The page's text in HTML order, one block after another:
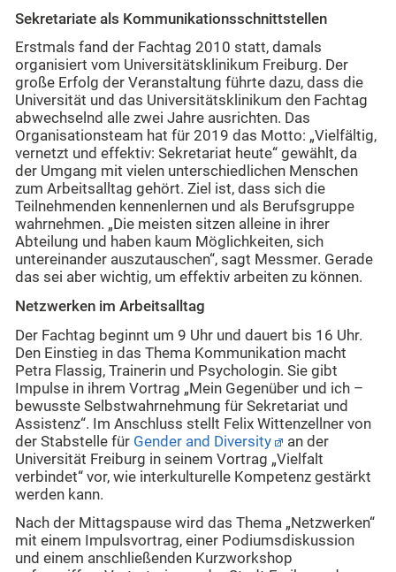
Sekretariate als Kommunikationsschnittstellen
Erstmals fand der Fachtag 2010 statt, damals
organisiert vom Universitätsklinikum Freiburg. Der
große Erfolg der Veranstaltung führte dazu, dass die
Universität und das Universitätsklinikum den Fachtag
abwechselnd alle zwei Jahre ausrichten. Das
Organisationsteam hat für 2019 das Motto: „Vielfältig,
vernetzt und effektiv: Sekretariat heute“ gewählt, da
der Umgang mit vielen unterschiedlichen Menschen
zum Arbeitsalltag gehört. Ziel ist, dass sich die
Teilnehmenden kennenlernen und als Berufsgruppe
wahrnehmen. „Die meisten sitzen alleine in ihrer
Abteilung und haben kaum Möglichkeiten, sich
untereinander auszutauschen“, sagt Messmer. Gerade
das sei aber wichtig, um effektiv arbeiten zu können.
Netzwerken im Arbeitsalltag
Der Fachtag beginnt um 9 Uhr und dauert bis 16 Uhr.
Den Einstieg in das Thema Kommunikation macht
Petra Flassig, Trainerin und Psychologin. Sie gibt
Impulse in ihrem Vortrag „Mein Gegenüber und ich –
bewusste Selbstwahrnehmung für Sekretariat und
Assistenz“. Im Anschluss stellt Felix Wittenzellner von
der Stabstelle für Gender and Diversity
an der
Universität Freiburg in seinem Vortrag „Vielfalt
verbindet“ vor, wie interkulturelle Kompetenz gestärkt
werden kann.
Nach der Mittagspause wird das Thema „Netzwerken“
mit einem Impulsvortrag, einer Podiumsdiskussion
und einem anschließenden Kurzworkshop